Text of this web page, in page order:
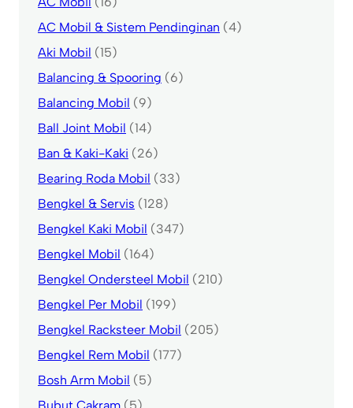
AC Mobil & Sistem Pendinginan (4)
Aki Mobil (15)
Balancing & Spooring (6)
Balancing Mobil (9)
Ball Joint Mobil (14)
Ban & Kaki-Kaki (26)
Bearing Roda Mobil (33)
Bengkel & Servis (128)
Bengkel Kaki Mobil (347)
Bengkel Mobil (164)
Bengkel Ondersteel Mobil (210)
Bengkel Per Mobil (199)
Bengkel Racksteer Mobil (205)
Bengkel Rem Mobil (177)
Bosh Arm Mobil (5)